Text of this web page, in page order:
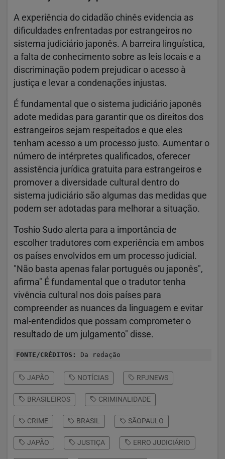
A experiência do cidadão chinês evidencia as
dificuldades enfrentadas por estrangeiros no
sistema judiciário japonês. A barreira linguística,
a falta de conhecimento sobre as leis locais e a
discriminação podem prejudicar o acesso à
justiça e levar a condenações injustas.
É fundamental que o sistema judiciário japonês
adote medidas para garantir que os direitos dos
estrangeiros sejam respeitados e que eles
tenham acesso a um processo justo. Aumentar o
número de intérpretes qualificados, oferecer
assistência jurídica gratuita para estrangeiros e
promover a diversidade cultural dentro do
sistema judiciário são algumas das medidas que
podem ser adotadas para melhorar a situação.
Toshio Sudo alerta para a importância de
escolher tradutores com experiência em ambos
os países envolvidos em um processo judicial.
"Não basta apenas falar português ou japonês",
afirma" É fundamental que o tradutor tenha
vivência cultural nos dois países para
compreender as nuances da linguagem e evitar
mal-entendidos que possam comprometer o
resultado de um julgamento" disse.
FONTE/CRÉDITOS: Da redação
JAPÃO NOTÍCIAS RPJNEWS
BRASILEIROS CRIMINALIDADE
CRIME BRASIL SÃOPAULO
JAPÃO JUSTIÇA ERRO JUDICIÁRIO